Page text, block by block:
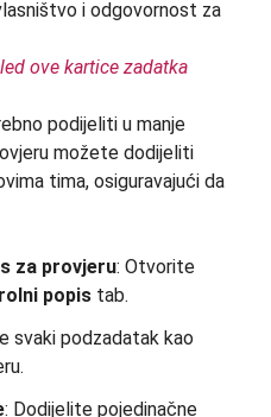
ove kartice zadatka
podijeliti u manje
možete dodijeliti
tima, osiguravajući da
za provjeru: Otvorite
popis tab.
svaki podzadatak kao
: Dodijelite pojedinačne